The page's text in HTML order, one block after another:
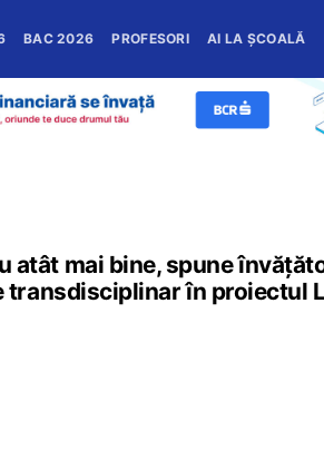
BAC 2026 PROFESORI AI LA ȘCOALĂ
atât mai bine, spune
în proiectul